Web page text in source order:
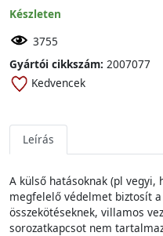
Készleten
3755
Gyártói cikkszám: 2007077
Kedvencek
Leírás
A külső hatásoknak (pl vegyi,
megfelelő védelmet biztosít
összekötéseknek, villamos
sorozatkapcsot nem